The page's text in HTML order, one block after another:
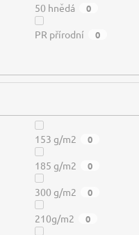
50 hnědá 0
PR přírodní 0
153 g/m2 0
185 g/m2 0
300 g/m2 0
210g/m2 0